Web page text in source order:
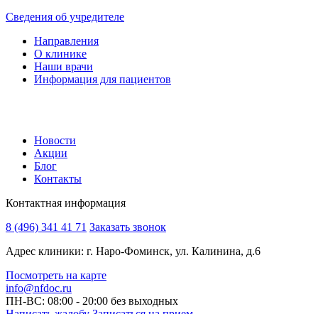
Сведения об учредителе
Направления
О клинике
Наши врачи
Информация для пациентов
Новости
Акции
Блог
Контакты
Контактная информация
8 (496) 341 41 71 Заказать звонок
Адрес клиники: г. Наро-Фоминск, ул. Калинина, д.6
Посмотреть на карте
info@nfdoc.ru
ПН-ВС: 08:00 - 20:00 без выходных